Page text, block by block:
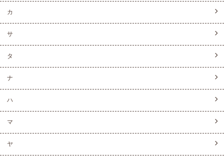
カ
サ
タ
ナ
ハ
マ
ヤ